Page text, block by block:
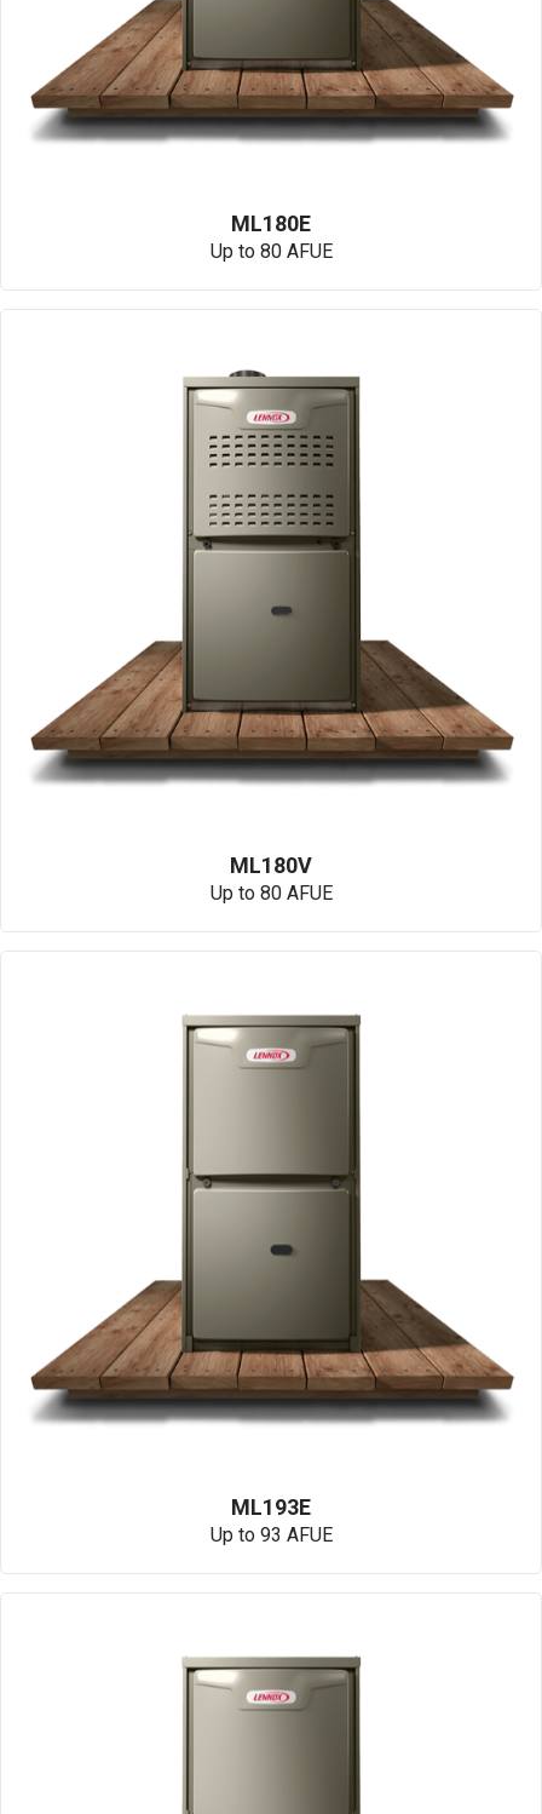
ML180E
Up to 80 AFUE
ML180V
Up to 80 AFUE
ML193E
Up to 93 AFUE